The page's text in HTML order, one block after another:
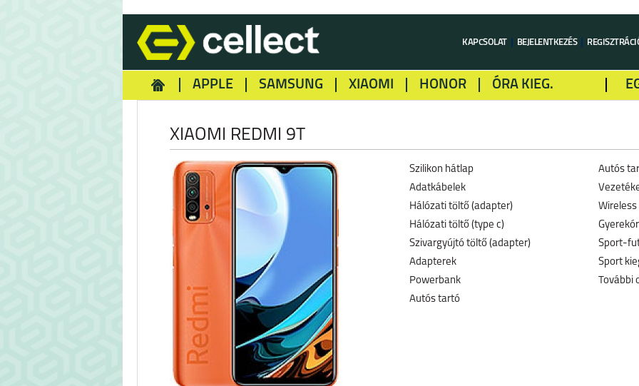
KAPCSOLAT BEJELENTKEZÉS
APPLE SAMSUNG XIAOMI HONOR ÓRA KIEG.
XIAOMI REDMI 9T
Szilikon hátlap
Adatkábelek
Hálózati töltő (adapter)
Hálózati töltő (type c)
Szivargyújtó töltő (adapter)
Adapterek
Powerbank
Autós tartó
Autós
Sport-
Sport
További